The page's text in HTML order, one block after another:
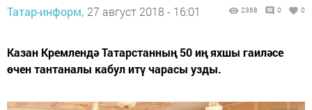
Татар-информ, 27 август 2018 - 16:01 2368 0 0
Казан Кремлендә Татарстанның 50 иң яхшы гаиләсе
өчен тантаналы кабул итү чарасы узды.